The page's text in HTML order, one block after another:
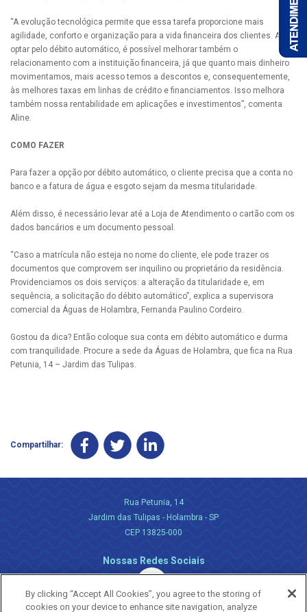
“A evolução tecnológica permite que essa tarefa proporcione mais
agilidade, conforto e organização para a vida financeira dos clientes. Ao
optar pelo débito automático, é possível melhorar também o
relacionamento com a instituição financeira, já que quanto mais dinheiro
movimentamos, mais acesso temos a descontos e, consequentemente,
às melhores taxas em linhas de crédito e financiamentos. Isso melhora
também nossa rentabilidade em aplicações e investimentos”, comenta
Aline.
COMO FAZER
Para fazer a opção por débito automático, o cliente precisa que a conta no
banco e a fatura de água e esgoto sejam da mesma titularidade.
Além disso, é necessário levar até a Loja de Atendimento o cartão com os
dados bancários e um documento pessoal.
“Caso a matrícula não esteja no nome do cliente, ele pode trazer os
documentos que comprovem ser inquilino ou proprietário da residência.
Providenciamos os dois serviços: a alteração da titularidade e, em
sequência, a solicitação do débito automático”, explica a supervisora
comercial da Águas de Holambra, Fernanda Paulino Cordeiro.
Gostou da dica? Então coloque sua conta em débito automático e durma
com tranquilidade. Procure a sede da Águas de Holambra, que fica na Rua
Petunia, 14 – Jardim das Tulipas.
Compartilhar:
Rua Petunia, 14
Jardim das Tulipas - Holambra - SP
CEP 13825-000
Nossas Redes Sociais
By clicking “Accept All Cookies”, you agree to the storing of
cookies on your device to enhance site navigation, analyze